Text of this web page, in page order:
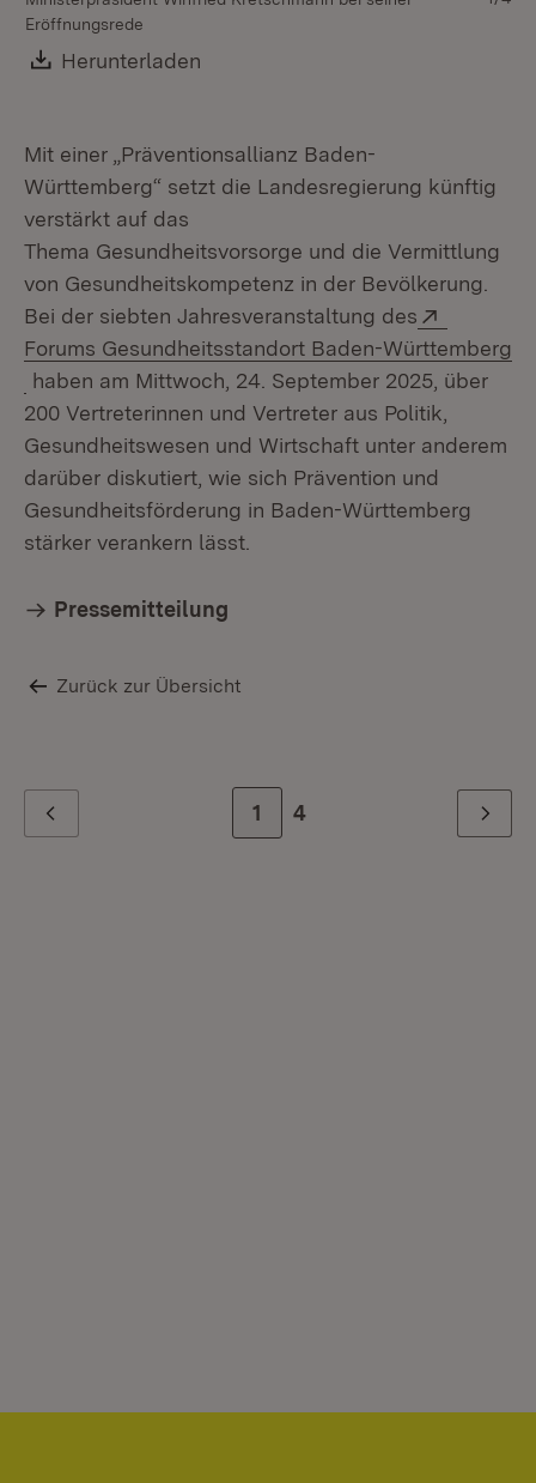
Eröffnungsrede
Download:
Herunterladen
Mit einer „Präventionsallianz Baden-
Württemberg“ setzt die Landesregierung künftig
verstärkt auf das
Thema Gesundheitsvorsorge und die Vermittlung
von Gesundheitskompetenz in der Bevölkerung.
Bei der siebten Jahresveranstaltung des
Forums Gesundheitsstandort Baden-Württemberg
(Öffnet in neuem Fenster)
haben am Mittwoch, 24. September 2025, über
200 Vertreterinnen und Vertreter aus Politik,
Gesundheitswesen und Wirtschaft unter anderem
darüber diskutiert, wie sich Prävention und
Gesundheitsförderung in Baden-Württemberg
stärker verankern lässt.
Pressemitteilung
Zurück zur Übersicht
Zur Seite
1 Zur letzten Seite
4 Weiter